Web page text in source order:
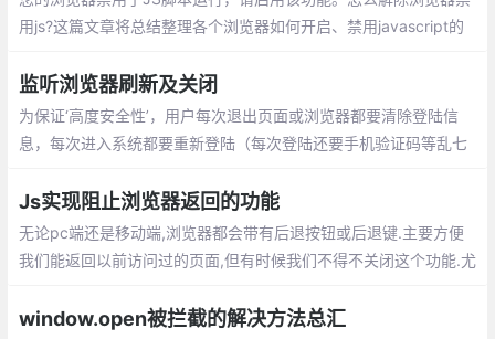
用js?这篇文章将总结整理各个浏览器如何开启、禁用javascript的
监听浏览器刷新及关闭
为保证‘高度安全性’，用户每次退出页面或浏览器都要清除登陆信
息，每次进入系统都要重新登陆（每次登陆还要手机验证码等乱七
可以清除登陆信息。
Js实现阻止浏览器返回的功能
无论pc端还是移动端,浏览器都会带有后退按钮或后退键.主要方便
我们能返回以前访问过的页面,但有时候我们不得不关闭这个功能.尤
window.open被拦截的解决方法总汇